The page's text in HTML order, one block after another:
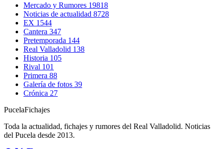
Mercado y Rumores 19818
Noticias de actualidad 8728
EX 1544
Cantera 347
Pretemporada 144
Real Valladolid 138
Historia 105
Rival 101
Primera 88
Galería de fotos 39
Crónica 27
PucelaFichajes
Toda la actualidad, fichajes y rumores del Real Valladolid. Noticias
del Pucela desde 2013.